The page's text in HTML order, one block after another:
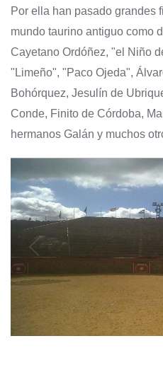
Por ella han pasado grandes
mundo taurino antiguo como
Cayetano Ordóñez, "el Niño
"Limeño", "Paco Ojeda",
Bohórquez, Jesulín de
Conde, Finito de Córdoba,
hermanos Galán y muchos